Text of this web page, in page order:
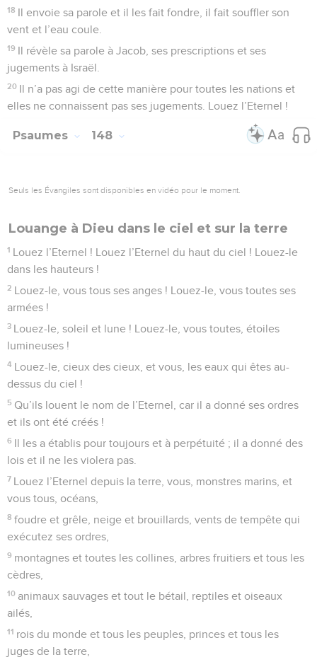
18 Il envoie sa parole et il les fait fondre, il fait souffler son
vent et l’eau coule.
19 Il révèle sa parole à Jacob, ses prescriptions et ses
jugements à Israël.
20 Il n’a pas agi de cette manière pour toutes les nations et
elles ne connaissent pas ses jugements. Louez l’Eternel !
Psaumes 148
Seuls les Évangiles sont disponibles en vidéo pour le moment.
Louange à Dieu dans le ciel et sur la terre
1 Louez l’Eternel ! Louez l’Eternel du haut du ciel ! Louez-le
dans les hauteurs !
2 Louez-le, vous tous ses anges ! Louez-le, vous toutes ses
armées !
3 Louez-le, soleil et lune ! Louez-le, vous toutes, étoiles
lumineuses !
4 Louez-le, cieux des cieux, et vous, les eaux qui êtes au-
dessus du ciel !
5 Qu’ils louent le nom de l’Eternel, car il a donné ses ordres
et ils ont été créés !
6 Il les a établis pour toujours et à perpétuité ; il a donné des
lois et il ne les violera pas.
7 Louez l’Eternel depuis la terre, vous, monstres marins, et
vous tous, océans,
8 foudre et grêle, neige et brouillards, vents de tempête qui
exécutez ses ordres,
9 montagnes et toutes les collines, arbres fruitiers et tous les
cèdres,
10 animaux sauvages et tout le bétail, reptiles et oiseaux
ailés,
11 rois du monde et tous les peuples, princes et tous les
juges de la terre,